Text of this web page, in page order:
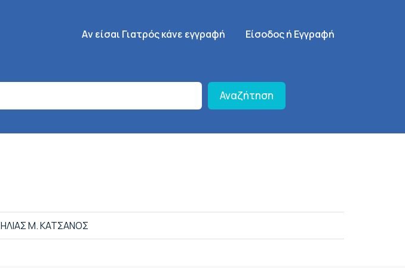
Κεντρική πλοήγηση
Aν είσαι Γιατρός κάνε εγγραφή SignUp Menu
Είσοδος ή Εγγραφή
Αναζήτηση
ΗΛΙΑΣ Μ. ΚΑΤΣΑΝΟΣ